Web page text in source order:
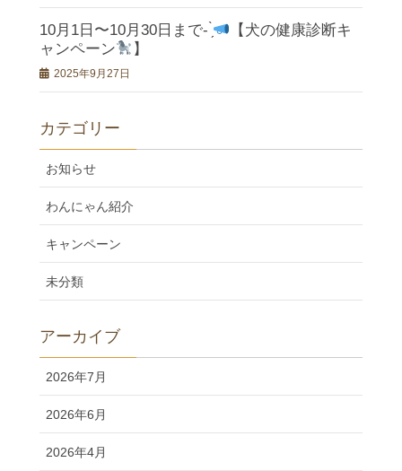
10月1日〜10月30日まで- ̗̀
【犬の健康診断キ
ャンペーン
】
2025年9月27日
カテゴリー
お知らせ
わんにゃん紹介
キャンペーン
未分類
アーカイブ
2026年7月
2026年6月
2026年4月